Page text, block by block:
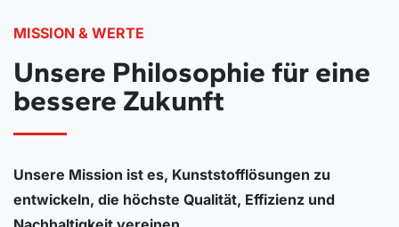
MISSION & WERTE
Unsere Philosophie für eine
bessere Zukunft
Unsere Mission ist es, Kunststofflösungen zu
entwickeln, die höchste Qualität, Effizienz und